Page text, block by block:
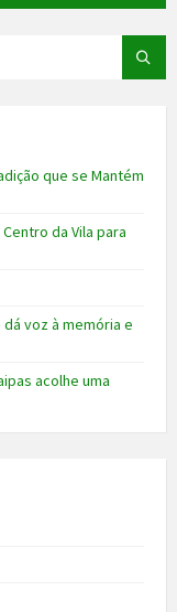
que se Mantém
da Vila para
voz à memória e
acolhe uma